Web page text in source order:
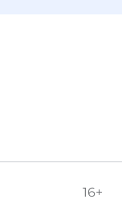
16+